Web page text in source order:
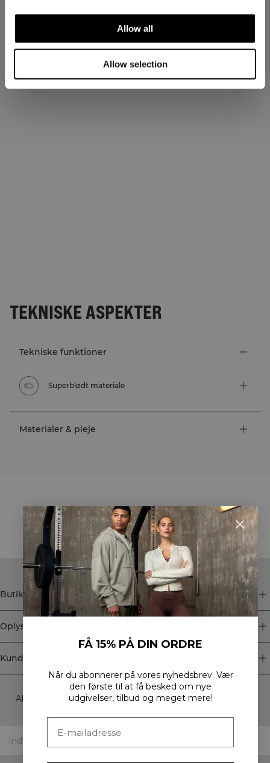
Allow all
Allow selection
TEKNISKE ASPEKTER
Tekniske funktioner
Superblødt materiale
Materialer & pleje
STYLE WITH
Butik
Oplysninger
Kundeservice
Newsletter
Abonner på vores nyhedsbrev! Få eksklusive tilbud, vores
FÅ 15% PÅ DIN ORDRE
Når du abonnerer på vores nyhedsbrev. Vær
den første til at få besked om nye
udgivelser, tilbud og meget mere!